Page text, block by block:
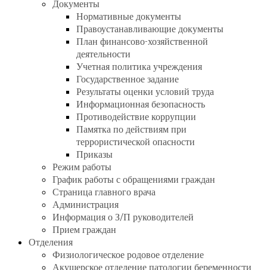
Документы
Нормативные документы
Правоустанавливающие документы
План финансово-хозяйственной
деятельности
Учетная политика учреждения
Государственное задание
Результаты оценки условий труда
Информационная безопасность
Противодействие коррупции
Памятка по действиям при
террористической опасности
Приказы
Режим работы
График работы с обращениями граждан
Страница главного врача
Администрация
Информация о З/П руководителей
Прием граждан
Отделения
Физиологическое родовое отделение
Акушерское отделение патологии беременности